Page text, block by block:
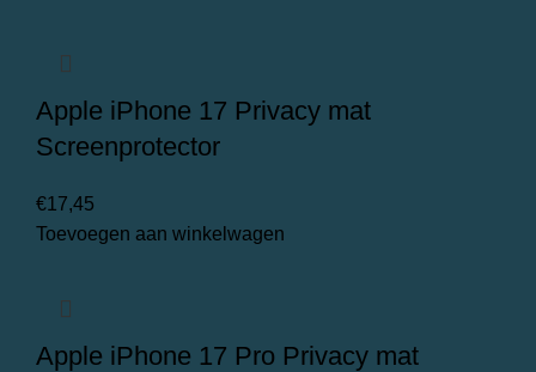
Apple iPhone 17 Privacy mat
Screenprotector
€17,45
Toevoegen aan winkelwagen
Apple iPhone 17 Pro Privacy mat